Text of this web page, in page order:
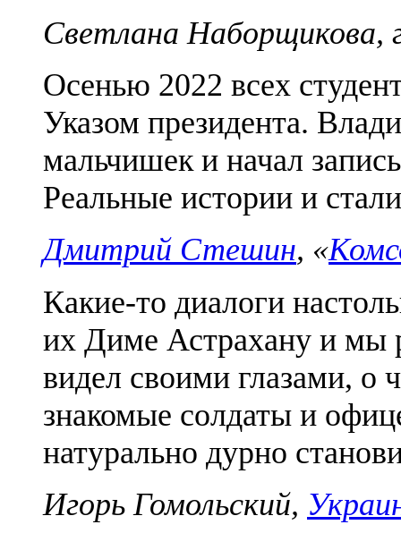
Светлана Наборщикова,
Осенью 2022 всех
Указом президента.
мальчишек и начал
Реальные истории и
Дмитрий Стешин, «
Какие-то диалоги
их Диме Астрахану и мы
видел своими глазами, о
знакомые солдаты и
натурально дурно
Игорь Гомольский,